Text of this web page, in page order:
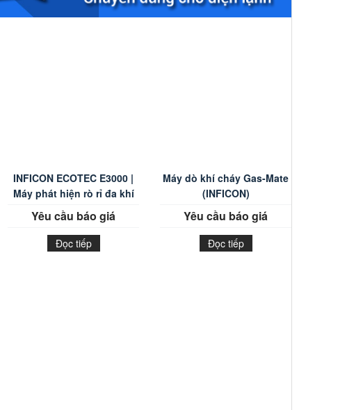
INFICON ECOTEC E3000 |
Máy phát hiện rò rỉ đa khí
Yêu cầu báo giá
Đọc tiếp
Máy dò khí cháy Gas-Mate
(INFICON)
Yêu cầu báo giá
Đọc tiếp